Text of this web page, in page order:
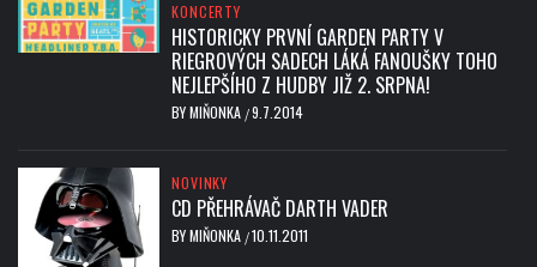
KONCERTY
HISTORICKY PRVNÍ GARDEN PARTY V
RIEGROVÝCH SADECH LÁKÁ FANOUŠKY TOHO
NEJLEPŠÍHO Z HUDBY JIŽ 2. SRPNA!
BYMIŇONKA /9.7.2014
NOVINKY
CD PŘEHRÁVAČ DARTH VADER
BYMIŇONKA /10.11.2011